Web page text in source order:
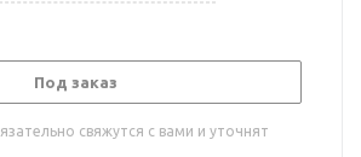
Под заказ
свяжутся с вами и уточнят